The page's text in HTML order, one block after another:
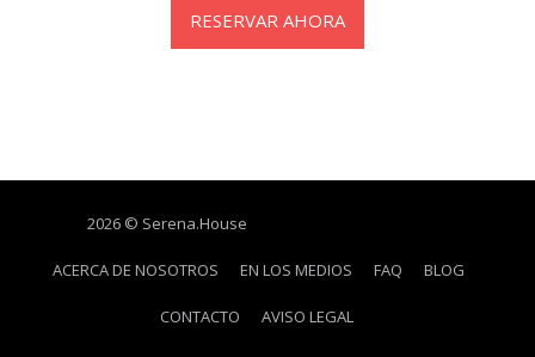
RESERVAR AHORA
2026 © Serena.House
ACERCA DE NOSOTROS EN LOS MEDIOS FAQ BLOG
CONTACTO AVISO LEGAL